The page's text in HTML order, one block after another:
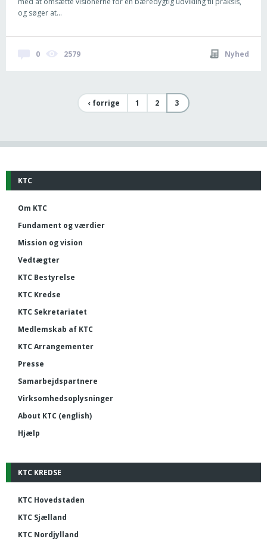
og søger at...
0 2579 Nyhed
‹ forrige 1 2 3
KTC
Om KTC
Fundament og værdier
Mission og vision
Vedtægter
KTC Bestyrelse
KTC Kredse
KTC Sekretariatet
Medlemskab af KTC
KTC Arrangementer
Presse
Samarbejdspartnere
Virksomhedsoplysninger
About KTC (english)
Hjælp
KTC KREDSE
KTC Hovedstaden
KTC Sjælland
KTC Nordjylland